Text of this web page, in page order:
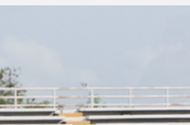
fortaleciendo la atención preventiva y la
salud de los animales. El Gobierno de
Reynosa continúa